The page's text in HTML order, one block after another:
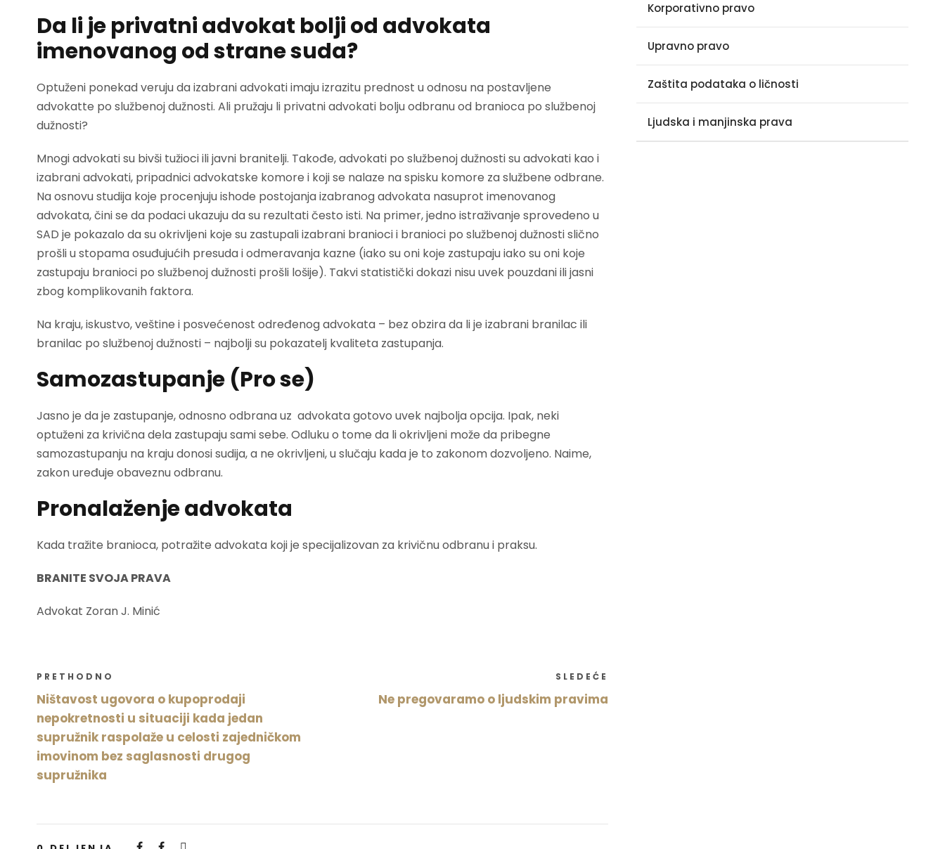
Da li je privatni advokat bolji od advokata
imenovanog od strane suda?
Optuženi ponekad veruju da izabrani advokati imaju izrazitu prednost u odnosu na postavljene
advokatte po službenoj dužnosti. Ali pružaju li privatni advokati bolju odbranu od branioca po službenoj
dužnosti?
Mnogi advokati su bivši tužioci ili javni branitelji. Takođe, advokati po službenoj dužnosti su advokati kao i
izabrani advokati, pripadnici advokatske komore i koji se nalaze na spisku komore za službene odbrane.
Na osnovu studija koje procenjuju ishode postojanja izabranog advokata nasuprot imenovanog
advokata, čini se da podaci ukazuju da su rezultati često isti. Na primer, jedno istraživanje sprovedeno u
SAD je pokazalo da su okrivljeni koje su zastupali izabrani branioci i branioci po službenoj dužnosti slično
prošli u stopama osuđujućih presuda i odmeravanja kazne (iako su oni koje zastupaju iako su oni koje
zastupaju branioci po službenoj dužnosti prošli lošije). Takvi statistički dokazi nisu uvek pouzdani ili jasni
zbog komplikovanih faktora.
Na kraju, iskustvo, veštine i posvećenost određenog advokata – bez obzira da li je izabrani branilac ili
branilac po službenoj dužnosti – najbolji su pokazatelj kvaliteta zastupanja.
Samozastupanje (Pro se)
Jasno je da je zastupanje, odnosno odbrana uz advokata gotovo uvek najbolja opcija. Ipak, neki
optuženi za krivična dela zastupaju sami sebe. Odluku o tome da li okrivljeni može da pribegne
samozastupanju na kraju donosi sudija, a ne okrivljeni, u slučaju kada je to zakonom dozvoljeno. Naime,
zakon uređuje obaveznu odbranu.
Pronalaženje advokata
Kada tražite branioca, potražite advokata koji je specijalizovan za krivičnu odbranu i praksu.
BRANITE SVOJA PRAVA
Advokat Zoran J. Minić
PRETHODNO
Ništavost ugovora o kupoprodaji
nepokretnosti u situaciji kada jedan
supružnik raspolaže u celosti zajedničkom
imovinom bez saglasnosti drugog
supružnika
SLEDEĆE
Ne pregovaramo o ljudskim pravima
Korporativno pravo
Upravno pravo
Zaštita podataka o ličnosti
Ljudska i manjinska prava